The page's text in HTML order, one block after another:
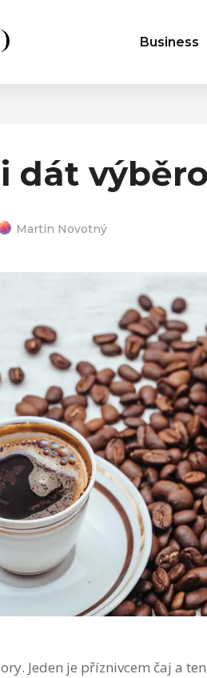
Business
dát
Martin Novotný
Jeden je příznivcem čaj a